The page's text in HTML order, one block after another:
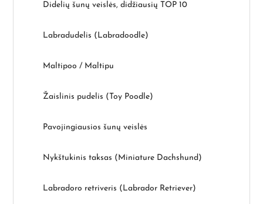
Didelių šunų veislės, didžiausių TOP 10
Labradudelis (Labradoodle)
Maltipoo / Maltipu
Žaislinis pudelis (Toy Poodle)
Pavojingiausios šunų veislės
Nykštukinis taksas (Miniature Dachshund)
Labradoro retriveris (Labrador Retriever)